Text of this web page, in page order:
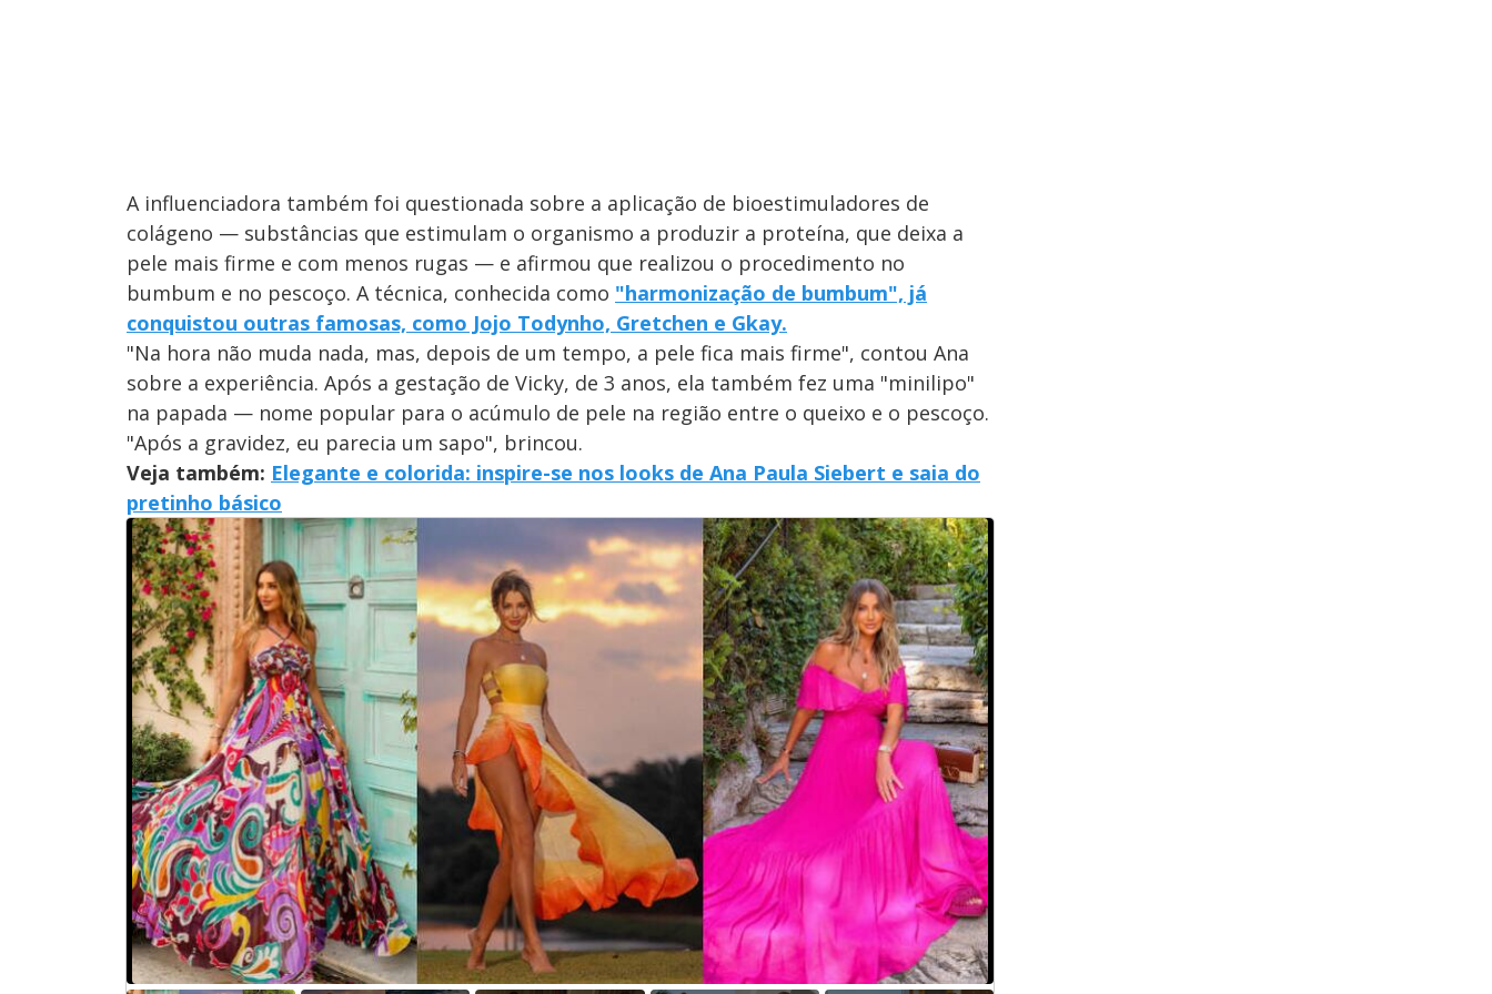
A influenciadora também foi questionada sobre a aplicação de bioestimuladores de
colágeno — substâncias que estimulam o organismo a produzir a proteína, que deixa a
pele mais firme e com menos rugas — e afirmou que realizou o procedimento no
bumbum e no pescoço. A técnica, conhecida como "harmonização de bumbum", já
conquistou outras famosas, como Jojo Todynho, Gretchen e Gkay.
"Na hora não muda nada, mas, depois de um tempo, a pele fica mais firme", contou Ana
sobre a experiência. Após a gestação de Vicky, de 3 anos, ela também fez uma "minilipo"
na papada — nome popular para o acúmulo de pele na região entre o queixo e o pescoço.
"Após a gravidez, eu parecia um sapo", brincou.
Veja também: Elegante e colorida: inspire-se nos looks de Ana Paula Siebert e saia do
pretinho básico